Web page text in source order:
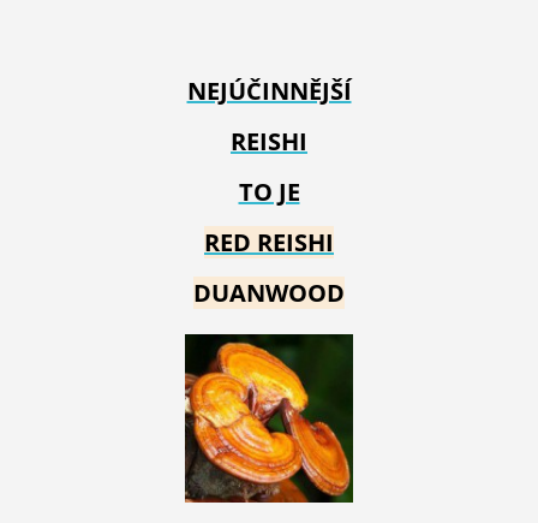
NEJÚČINNĚJŠÍ
REISHI
TO JE
RED REISHI
DUANWOOD